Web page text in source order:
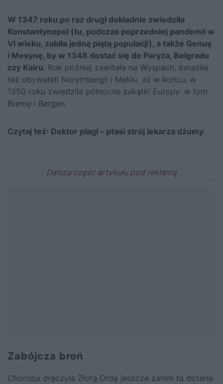
W 1347 roku po raz drugi dokładnie zwiedziła
Konstantynopol (tu, podczas poprzedniej pandemii w
VI wieku, zabiła jedną piątą populacji), a także Genuę
i Mesynę, by w 1348 dostać się do Paryża, Belgradu
czy Kairu. Rok później zawitała na Wyspach, zaraziła
też obywateli Norymbergii i Mekki, aż w końcu, w
1350 roku zwiedziła północne zakątki Europy: w tym
Bremę i Bergen.
Czytaj też: Doktor plagi – ptasi strój lekarza dżumy
Zabójcza broń
Choroba dręczyła Złotą Ordę jeszcze zanim ta dotarła